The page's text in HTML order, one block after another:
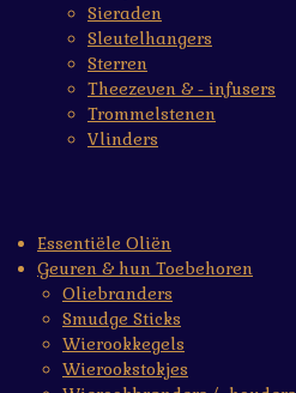
Sieraden
Sleutelhangers
Sterren
Theezeven & - infusers
Trommelstenen
Vlinders
Essentiële Oliën
Geuren & hun Toebehoren
Oliebranders
Smudge Sticks
Wierookkegels
Wierookstokjes